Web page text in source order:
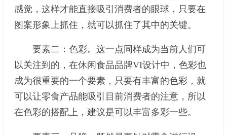
感觉，这样才能直接吸引消费者的眼球，只要在
图案形象上抓住，就可以抓住了其中的关键。
要素二：色彩。这一点同样成为当前人们可
以关注到的，在休闲食品品牌VI设计中，色彩也
成为很重要的一个要素，只要有丰富的色彩，就
可以让零食产品能吸引目前消费者的注意，所以
在色彩的搭配上，建议是可以丰富多彩一些。